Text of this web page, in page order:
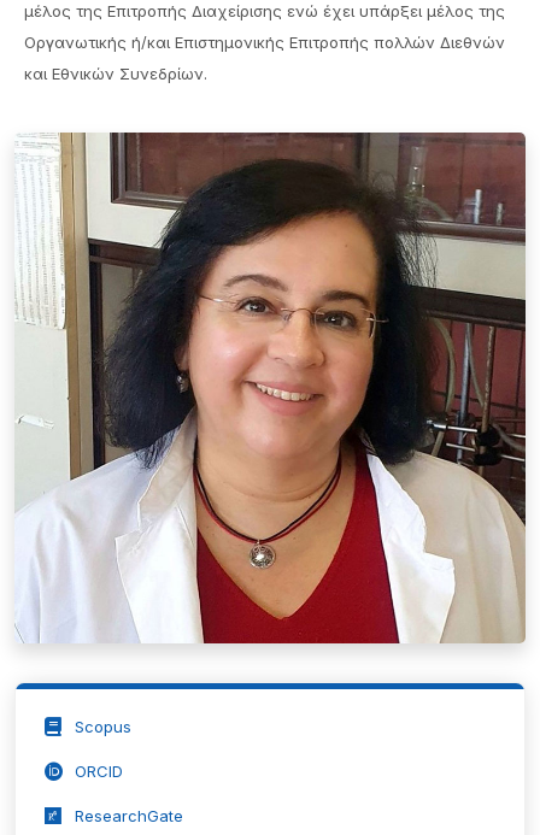
μέλος της Επιτροπής Διαχείρισης ενώ έχει υπάρξει μέλος της
Οργανωτικής ή/και Επιστημονικής Επιτροπής πολλών Διεθνών
και Εθνικών Συνεδρίων.
Scopus
ORCID
ResearchGate